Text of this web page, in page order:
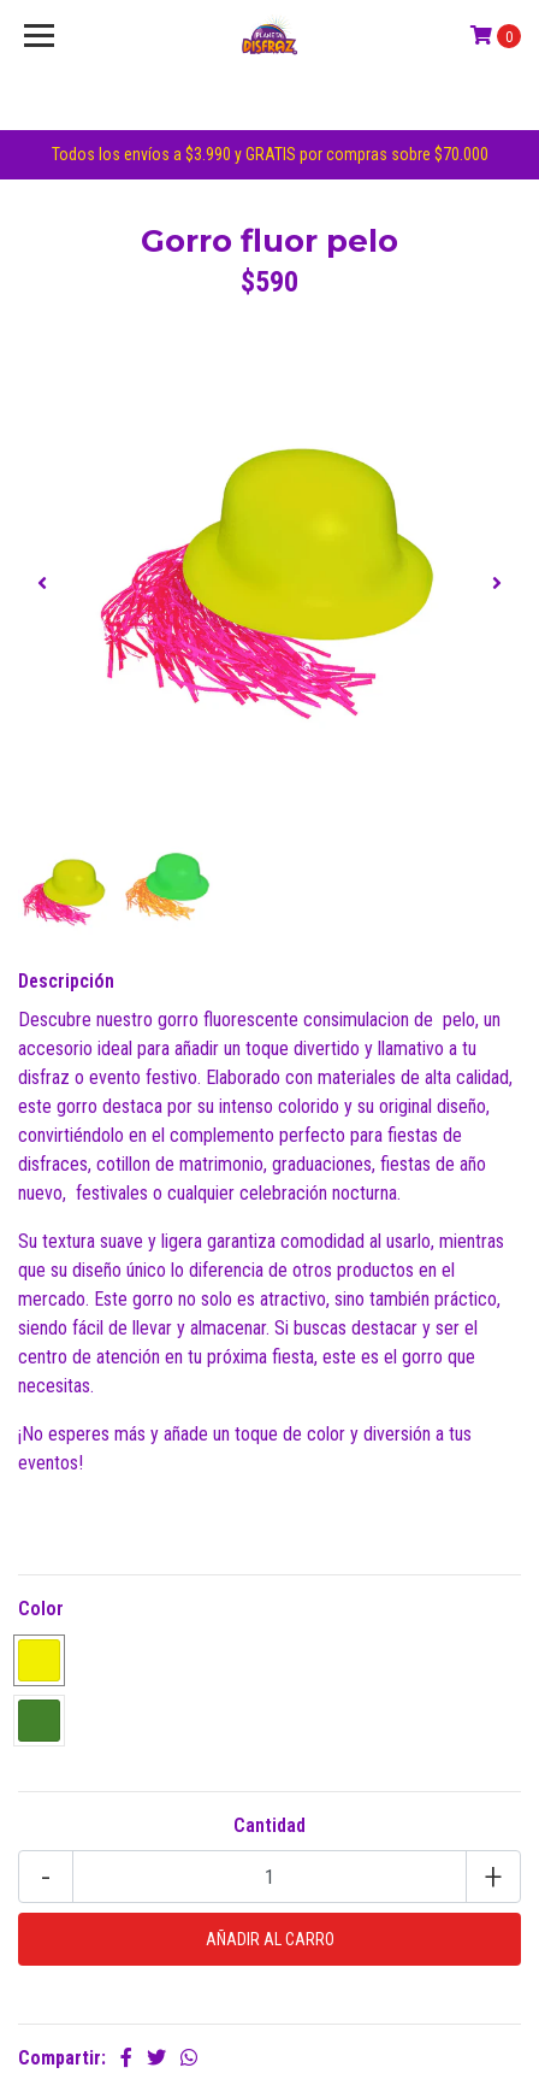
Todos los envíos a $3.990 y GRATIS por compras sobre $70.000
0
Gorro fluor pelo
$590
Descripción
Descubre nuestro gorro fluorescente consimulacion de pelo, un
accesorio ideal para añadir un toque divertido y llamativo a tu
disfraz o evento festivo. Elaborado con materiales de alta calidad,
este gorro destaca por su intenso colorido y su original diseño,
convirtiéndolo en el complemento perfecto para fiestas de
disfraces, cotillon de matrimonio, graduaciones, fiestas de año
nuevo, festivales o cualquier celebración nocturna.
Su textura suave y ligera garantiza comodidad al usarlo, mientras
que su diseño único lo diferencia de otros productos en el
mercado. Este gorro no solo es atractivo, sino también práctico,
siendo fácil de llevar y almacenar. Si buscas destacar y ser el
centro de atención en tu próxima fiesta, este es el gorro que
necesitas.
¡No esperes más y añade un toque de color y diversión a tus
eventos!
Color
Cantidad
- +
Compartir: